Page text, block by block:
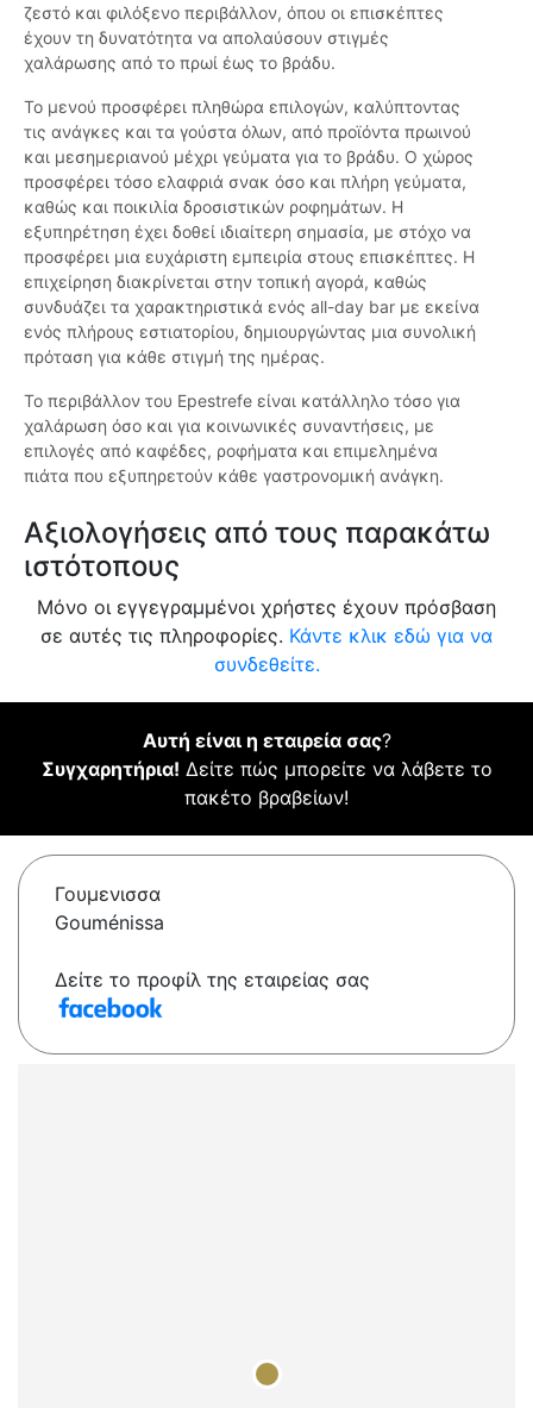
ζεστό και φιλόξενο περιβάλλον, όπου οι επισκέπτες
έχουν τη δυνατότητα να απολαύσουν στιγμές
χαλάρωσης από το πρωί έως το βράδυ.
Το μενού προσφέρει πληθώρα επιλογών, καλύπτοντας
τις ανάγκες και τα γούστα όλων, από προϊόντα πρωινού
και μεσημεριανού μέχρι γεύματα για το βράδυ. Ο χώρος
προσφέρει τόσο ελαφριά σνακ όσο και πλήρη γεύματα,
καθώς και ποικιλία δροσιστικών ροφημάτων. Η
εξυπηρέτηση έχει δοθεί ιδιαίτερη σημασία, με στόχο να
προσφέρει μια ευχάριστη εμπειρία στους επισκέπτες. Η
επιχείρηση διακρίνεται στην τοπική αγορά, καθώς
συνδυάζει τα χαρακτηριστικά ενός all-day bar με εκείνα
ενός πλήρους εστιατορίου, δημιουργώντας μια συνολική
πρόταση για κάθε στιγμή της ημέρας.
Το περιβάλλον του Epestrefe είναι κατάλληλο τόσο για
χαλάρωση όσο και για κοινωνικές συναντήσεις, με
επιλογές από καφέδες, ροφήματα και επιμελημένα
πιάτα που εξυπηρετούν κάθε γαστρονομική ανάγκη.
Αξιολογήσεις από τους παρακάτω
ιστότοπους
Μόνο οι εγγεγραμμένοι χρήστες έχουν πρόσβαση
σε αυτές τις πληροφορίες. Κάντε κλικ εδώ για να
συνδεθείτε.
Αυτή είναι η εταιρεία σας?
Συγχαρητήρια! Δείτε πώς μπορείτε να λάβετε το
πακέτο βραβείων!
Γουμενισσα
Gouménissa
Δείτε το προφίλ της εταιρείας σας